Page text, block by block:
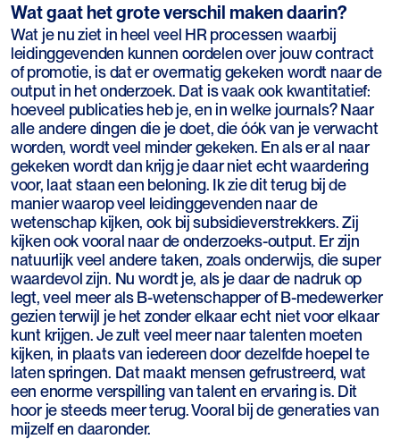
Wat gaat het grote verschil maken daarin?
Wat je nu ziet in heel veel HR processen waarbij
leidinggevenden kunnen oordelen over jouw contract
of promotie, is dat er overmatig gekeken wordt naar de
output in het onderzoek. Dat is vaak ook kwantitatief:
hoeveel publicaties heb je, en in welke journals? Naar
alle andere dingen die je doet, die óók van je verwacht
worden, wordt veel minder gekeken. En als er al naar
gekeken wordt dan krijg je daar niet echt waardering
voor, laat staan een beloning. Ik zie dit terug bij de
manier waarop veel leidinggevenden naar de
wetenschap kijken, ook bij subsidieverstrekkers. Zij
kijken ook vooral naar de onderzoeks-output. Er zijn
natuurlijk veel andere taken, zoals onderwijs, die super
waardevol zijn. Nu wordt je, als je daar de nadruk op
legt, veel meer als B-wetenschapper of B-medewerker
gezien terwijl je het zonder elkaar echt niet voor elkaar
kunt krijgen. Je zult veel meer naar talenten moeten
kijken, in plaats van iedereen door dezelfde hoepel te
laten springen. Dat maakt mensen gefrustreerd, wat
een enorme verspilling van talent en ervaring is. Dit
hoor je steeds meer terug. Vooral bij de generaties van
mijzelf en daaronder.